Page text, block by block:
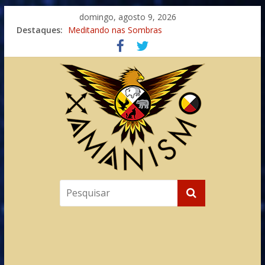
domingo, agosto 9, 2026
Destaques: Meditando nas Sombras
Autosuficiência: A Jornada do Espírito Ancestral
Xamanismo Universal
Totens – Caminho Espiritual – Crescimento
Imaginação na Cura